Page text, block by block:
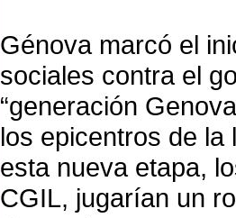
Génova marcó el
sociales contra el
“generación
los epicentros de la
esta nueva etapa,
CGIL, jugarían un